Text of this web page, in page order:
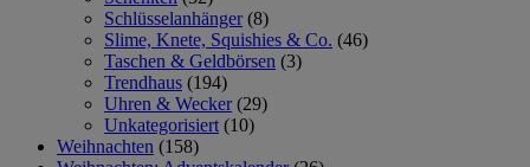
Schlüsselanhänger (8)
Slime, Knete, Squishies & Co. (46)
Taschen & Geldbörsen (3)
Trendhaus (194)
Uhren & Wecker (29)
Unkategorisiert (10)
Weihnachten (158)